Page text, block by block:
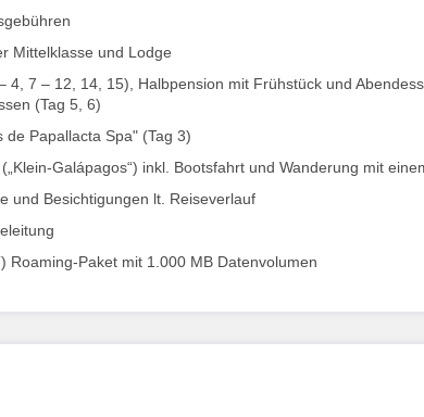
Mittelklasse und Lodge
4, 7 – 12, 14, 15), Halbpension mit Frühstück und
(Tag 5, 6)
de Papallacta Spa" (Tag 3)
Galápagos“) inkl. Bootsfahrt und Wanderung mit
und Besichtigungen lt. Reiseverlauf
Roaming-Paket mit 1.000 MB Datenvolumen